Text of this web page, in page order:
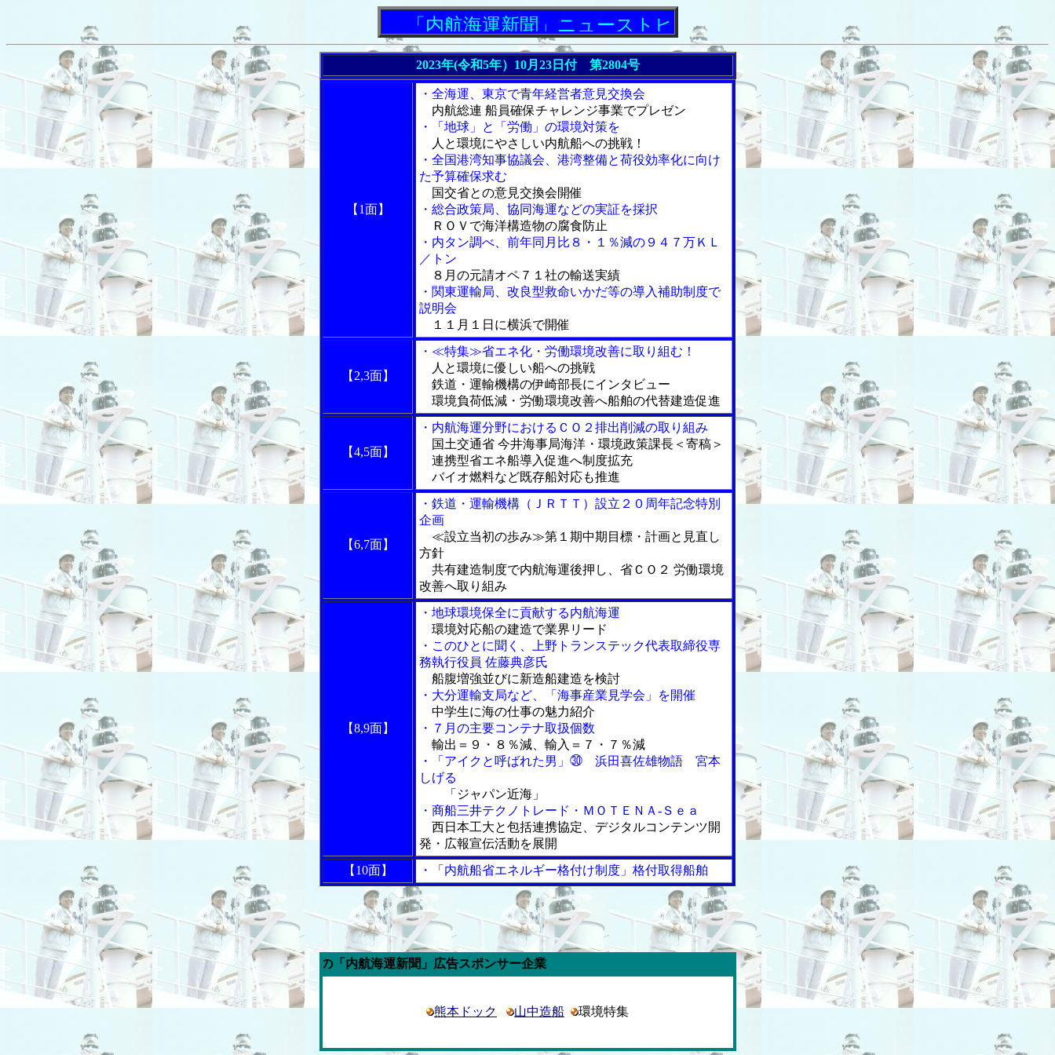
「内航海運新聞」ニューストピックス
2023年(令和5年）10月23日付 第2804号
【1面】
・全海運、東京で青年経営者意見交換会
内航総連 船員確保チャレンジ事業でプレゼン
・「地球」と「労働」の環境対策を
人と環境にやさしい内航船への挑戦！
・全国港湾知事協議会、港湾整備と荷役効率化に向け
た予算確保求む
国交省との意見交換会開催
・総合政策局、協同海運などの実証を採択
ＲＯＶで海洋構造物の腐食防止
・内タン調べ、前年同月比８・１％減の９４７万ＫＬ
／トン
８月の元請オペ７１社の輸送実績
・関東運輸局、改良型救命いかだ等の導入補助制度で
説明会
１１月１日に横浜で開催
【2,3面】
・≪特集≫省エネ化・労働環境改善に取り組む！
人と環境に優しい船への挑戦
鉄道・運輸機構の伊崎部長にインタビュー
環境負荷低減・労働環境改善へ船舶の代替建造促進
【4,5面】
・内航海運分野におけるＣＯ２排出削減の取り組み
国土交通省 今井海事局海洋・環境政策課長＜寄稿＞
連携型省エネ船導入促進へ制度拡充
バイオ燃料など既存船対応も推進
【6,7面】
・鉄道・運輸機構（ＪＲＴＴ）設立２０周年記念特別
企画
≪設立当初の歩み≫第１期中期目標・計画と見直し
方針
共有建造制度で内航海運後押し、省ＣＯ２ 労働環境
改善へ取り組み
【8,9面】
・地球環境保全に貢献する内航海運
環境対応船の建造で業界リード
・このひとに聞く、上野トランステック代表取締役専
務執行役員 佐藤典彦氏
船腹増強並びに新造船建造を検討
・大分運輸支局など、「海事産業見学会」を開催
中学生に海の仕事の魅力紹介
・７月の主要コンテナ取扱個数
輸出＝９・８％減、輸入＝７・７％減
・「アイクと呼ばれた男」㉚ 浜田喜佐雄物語 宮本
しげる
「ジャパン近海」
・商船三井テクノトレード・ＭＯＴＥＮＡ‐Ｓｅａ
西日本工大と包括連携協定、デジタルコンテンツ開
発・広報宣伝活動を展開
【10面】
・「内航船省エネルギー格付け制度」格付取得船舶
今週の「内航海運新聞」広告スポンサー企業
熊本ドック 山中造船 環境特集